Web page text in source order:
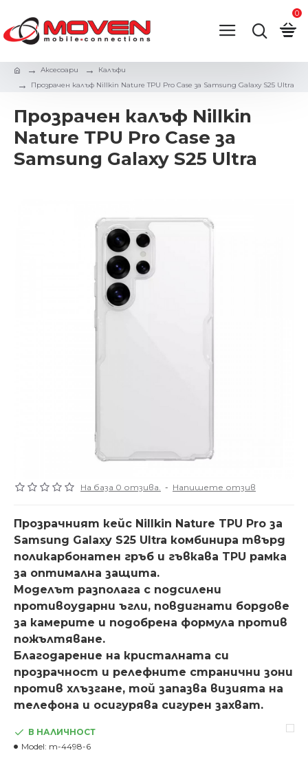
0
Аксесоари
Калъфи
Прозрачен калъф Nillkin Nature TPU Pro Case за Samsung Galaxy S25 Ultra
Прозрачен калъф Nillkin
Nature TPU Pro Case за
Samsung Galaxy S25 Ultra
На база 0 отзива. - Напишете отзив
В НАЛИЧНОСТ
Model: m-4498-6
Прозрачният кейс Nillkin Nature TPU Pro за
Samsung Galaxy S25 Ultra комбинира твърд
поликарбонатен гръб и гъвкава TPU рамка
за оптимална защита.
Моделът разполага с подсилени
противоударни ъгли, повдигнати бордове
за камерите и подобрена формула против
пожълтяване.
Благодарение на кристалната си
прозрачност и релефните странични зони
против хлъзгане, той запазва визията на
телефона и осигурява сигурен захват.